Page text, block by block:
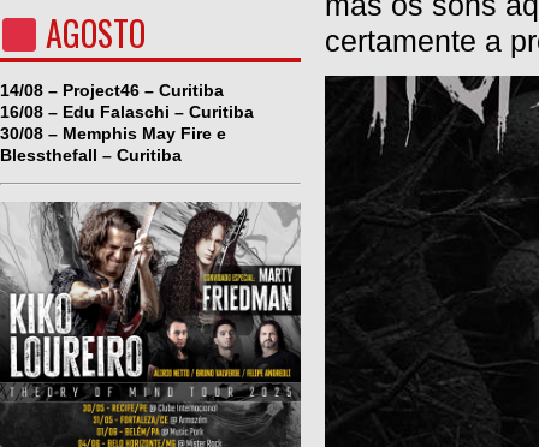
AGOSTO
14/08 – Project46 – Curitiba
16/08 – Edu Falaschi – Curitiba
30/08 – Memphis May Fire e
Blessthefall – Curitiba
certamente a